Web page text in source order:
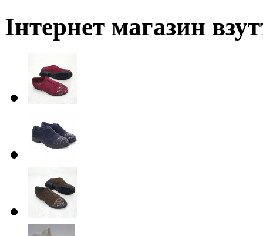
Інтернет магазин